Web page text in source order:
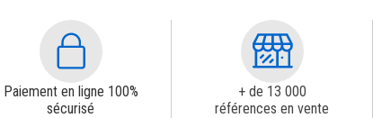
Paiement en ligne 100%
sécurisé
+ de 13 000
références en vente